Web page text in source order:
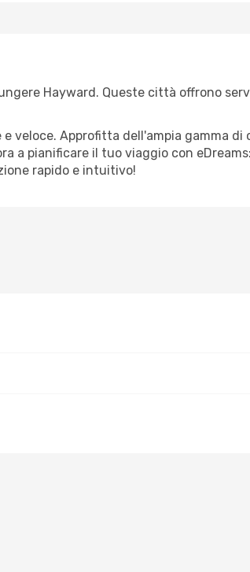
Hayward. Queste città offrono
veloce. Approfitta dell'ampia gamma di
a pianificare il tuo viaggio con
rapido e intuitivo!